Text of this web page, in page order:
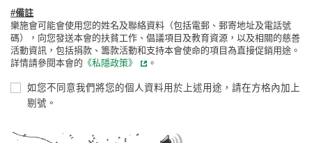
#備註
樂施會可能會使用您的姓名及聯絡資料（包括電郵、郵寄地址及電話號
碼），向您發送本會的扶貧工作、倡議項目及教育資源，以及相關的慈善
活動資訊，包括捐款、籌款活動和支持本會使命的項目為直接促銷用途。
詳情請參閱本會的 《私隱政策》 。
如您不同意我們將您的個人資料用於上述用途，請在方格內加上
剔號。